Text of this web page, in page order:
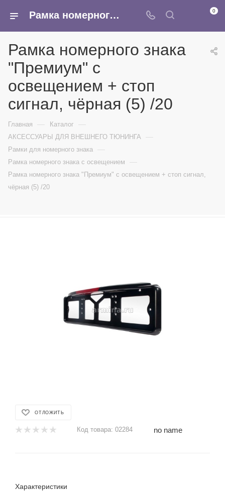
Рамка номерного знака "Премиум" с освещением + стоп сигнал, чёрная (5) /20 - купить в интернет-магазине Армина 0
Рамка номерного знака
"Премиум" с
освещением + стоп
сигнал, чёрная (5) /20
Главная — Каталог —
АКСЕССУАРЫ ДЛЯ ВНЕШНЕГО ТЮНИНГА —
Рамки для номерного знака —
Рамка номерного знака с освещением —
Рамка номерного знака "Премиум" с освещением + стоп сигнал,
чёрная (5) /20
ОТЛОЖИТЬ
Код товара: 02284 no name
Характеристики